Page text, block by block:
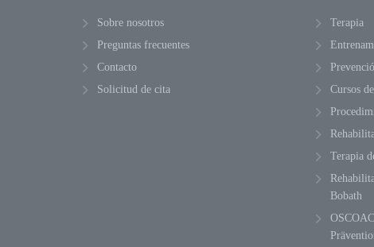
Sobre nosotros
Preguntas frecuentes
Contacto
Solicitud de cita
Terapia
Cursos
Terapia
Bobath